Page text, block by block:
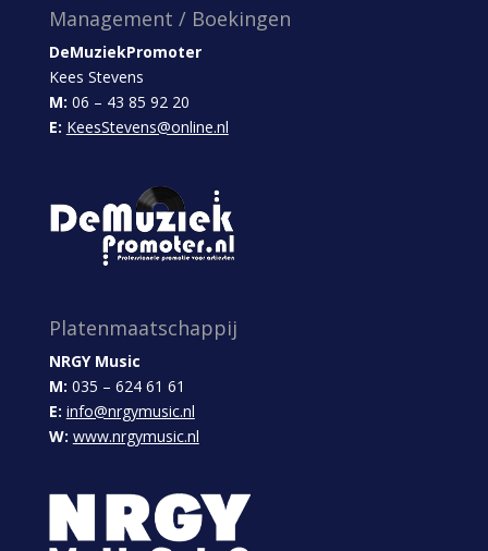
Management / Boekingen
DeMuziekPromoter
Kees Stevens
M: 06 – 43 85 92 20
E: KeesStevens@online.nl
Platenmaatschappij
NRGY Music
M: 035 – 624 61 61
E: info@nrgymusic.nl
W: www.nrgymusic.nl